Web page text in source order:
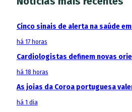
Cinco sinais de alerta na saúde
há 17 horas
Cardiologistas definem novas
há 18 horas
As joias da Coroa portuguesa
há 1 dia